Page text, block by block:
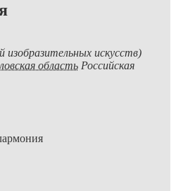
изобразительных искусств)
область Российская